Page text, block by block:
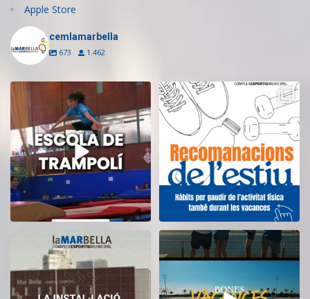
Apple Store
cemlamarbella
673 1.462
Inscriu-te a l’Escola de Trampolí
del CEM
12 0
Aquest estiu, continua movent-te
i cuidant-te! ...
5 0
El CEM La Mar Bella romandrà
tancat durant el...
11
Tanquem una nova temporada al
CEM La Mar Bella. ...